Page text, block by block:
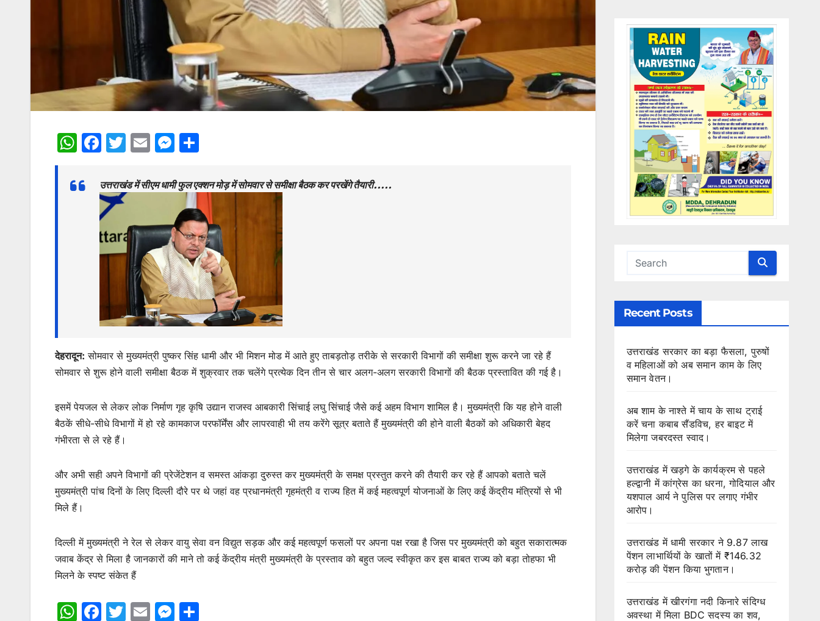
W
at
F
c
e
b
o
o
T
itt
er
E
ai
M
s
e
n
g
er
ar
e
उत्तराखंड में सीएम धामी फुल एक्शन मोड़ में सोमवार से समीक्षा बैठक कर परखेंगे तैयारी…..
देहरादून: सोमवार से मुख्यमंत्री पुष्कर सिंह धामी और भी मिशन मोड में आते हुए ताबड़तोड़ तरीके से सरकारी विभागों की समीक्षा शुरू करने जा रहे हैं
सोमवार से शुरू होने वाली समीक्षा बैठक में शुक्रवार तक चलेंगे प्रत्येक दिन तीन से चार अलग-अलग सरकारी विभागों की बैठक प्रस्तावित की गई है।
इसमें पेयजल से लेकर लोक निर्माण गृह कृषि उद्यान राजस्व आबकारी सिंचाई लघु सिंचाई जैसे कई अहम विभाग शामिल है। मुख्यमंत्री कि यह होने वाली
बैठकें सीधे-सीधे विभागों में हो रहे कामकाज परफॉर्मेंस और लापरवाही भी तय करेंगे सूत्र बताते हैं मुख्यमंत्री की होने वाली बैठकों को अधिकारी बेहद
गंभीरता से ले रहे हैं।
और अभी सही अपने विभागों की प्रेजेंटेशन व समस्त आंकड़ा दुरुस्त कर मुख्यमंत्री के समक्ष प्रस्तुत करने की तैयारी कर रहे हैं आपको बताते चलें
मुख्यमंत्री पांच दिनों के लिए दिल्ली दौरे पर थे जहां वह प्रधानमंत्री गृहमंत्री व राज्य हित में कई महत्वपूर्ण योजनाओं के लिए कई केंद्रीय मंत्रियों से भी
मिले हैं।
दिल्ली में मुख्यमंत्री ने रेल से लेकर वायु सेवा वन विद्युत सड़क और कई महत्वपूर्ण फसलों पर अपना पक्ष रखा है जिस पर मुख्यमंत्री को बहुत सकारात्मक
जवाब केंद्र से मिला है जानकारों की माने तो कई केंद्रीय मंत्री मुख्यमंत्री के प्रस्ताव को बहुत जल्द स्वीकृत कर इस बाबत राज्य को बड़ा तोहफा भी
मिलने के स्पष्ट संकेत हैं
W F
T
E
M
Recent Posts
उत्तराखंड सरकार का बड़ा फैसला, पुरुषों
व महिलाओं को अब समान काम के लिए
समान वेतन।
अब शाम के नाश्ते में चाय के साथ ट्राई
करें चना कबाब सैंडविच, हर बाइट में
मिलेगा जबरदस्त स्वाद।
उत्तराखंड में खड़गे के कार्यक्रम से पहले
हल्द्वानी में कांग्रेस का धरना, गोदियाल और
यशपाल आर्य ने पुलिस पर लगाए गंभीर
आरोप।
उत्तराखंड में धामी सरकार ने 9.87 लाख
पेंशन लाभार्थियों के खातों में ₹146.32
करोड़ की पेंशन किया भुगतान।
उत्तराखंड में खीरगंगा नदी किनारे संदिग्ध
अवस्था में मिला BDC सदस्य का शव,